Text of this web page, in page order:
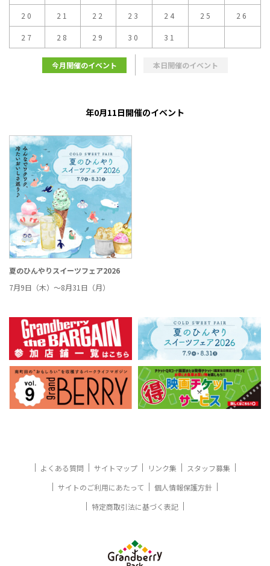
20 21 22 23 24 25 26
27 28 29 30 31
今月開催のイベント 本日開催のイベント
年0月11日開催のイベント
夏のひんやりスイーツフェア2026
7月9日（木）～8月31日（月）
よくある質問 サイトマップ リンク集
スタッフ募集
サイトのご利用にあたって
個人情報保護方針
特定商取引法に基づく表記